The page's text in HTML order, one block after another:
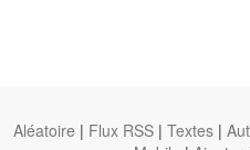
Aléatoire | Flux RSS | Textes |